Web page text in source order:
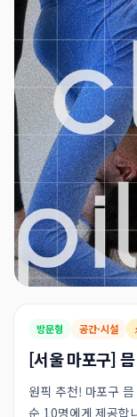
방문형 공간·시설
[서울 마포구]
원픽 추천! 마포구
순 10명에게 제공합